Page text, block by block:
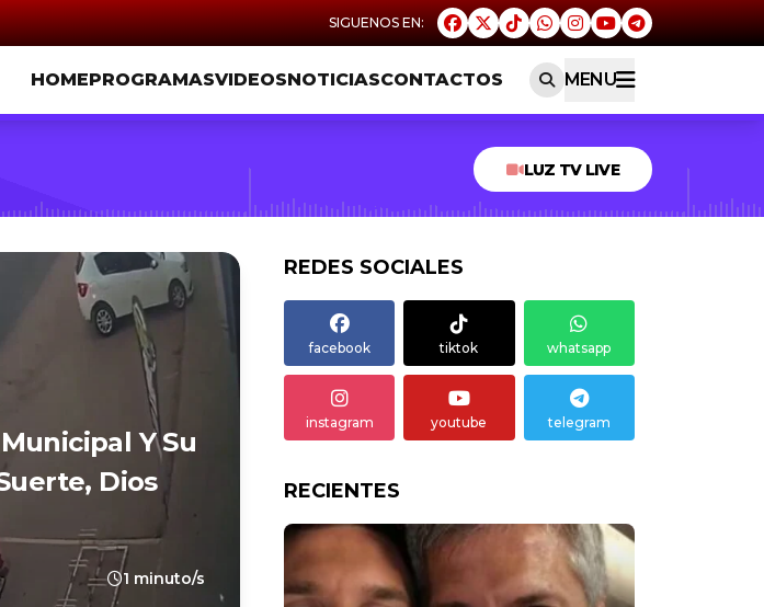
HOMEPROGRAMASVIDEOSNOTICIASCONTACTOS MENU
LUZ TV LIVE
Y Su
Dios
1 minuto/s
REDES SOCIALES
facebook tiktok whatsapp
instagram youtube telegram
RECIENTES